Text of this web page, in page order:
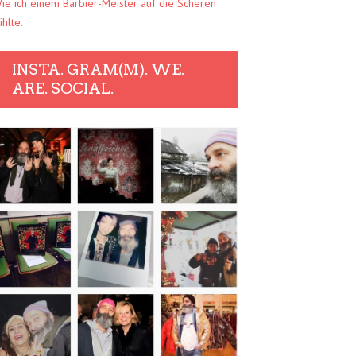
ich einem Barbier-Meister auf die Scheren
INSTA. GRAM(M). WE.
ARE. SOCIAL.